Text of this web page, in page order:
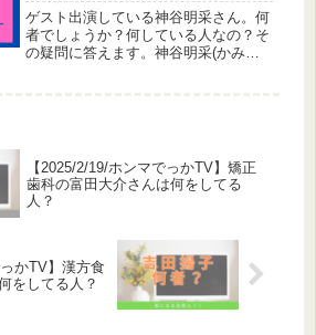
ゲスト出演している神谷明采さん。何
者でしょうか？何している人なの？そ
の疑問に答えます。神谷明采(かみ
【2025/2/19/ホンマでっかTV】矯正
歯科の富田大介さんは何をしてる
人？
かTV】漢方食
をしてる人？